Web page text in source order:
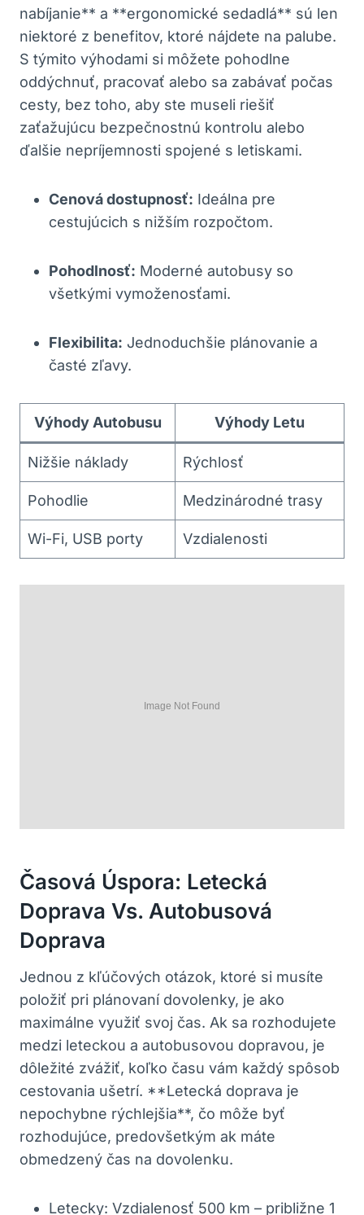
nabíjanie** a **ergonomické sedadlá** sú len
niektoré z benefitov, ktoré nájdete na palube.
S týmito výhodami si môžete pohodlne
oddýchnuť, pracovať alebo sa zabávať počas
cesty, bez toho, aby ste museli riešiť
zaťažujúcu bezpečnostnú kontrolu alebo
ďalšie nepríjemnosti spojené s letiskami.
Cenová dostupnosť: Ideálna pre
cestujúcich s nižším rozpočtom.
Pohodlnosť: Moderné autobusy so
všetkými vymoženosťami.
Flexibilita: Jednoduchšie plánovanie a
časté zľavy.
Výhody Autobusu Výhody Letu
Nižšie náklady Rýchlosť
Pohodlie Medzinárodné trasy
Wi-Fi, USB porty Vzdialenosti
Časová Úspora: Letecká
Doprava Vs. Autobusová
Doprava
Jednou z kľúčových otázok, ktoré si musíte
položiť pri plánovaní dovolenky, je ako
maximálne využiť svoj čas. Ak sa rozhodujete
medzi leteckou a autobusovou dopravou, je
dôležité zvážiť, koľko času vám každý spôsob
cestovania ušetrí. **Letecká doprava je
nepochybne rýchlejšia**, čo môže byť
rozhodujúce, predovšetkým ak máte
obmedzený čas na dovolenku.
Letecky: Vzdialenosť 500 km – približne 1